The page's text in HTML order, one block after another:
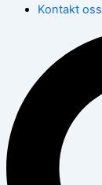
Kontakt oss